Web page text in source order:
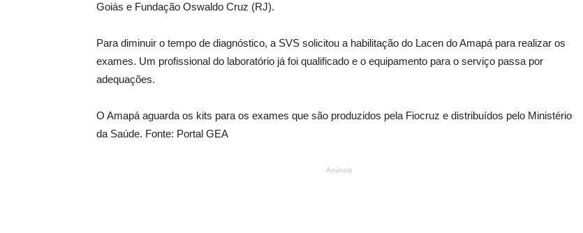
Goiás e Fundação Oswaldo Cruz (RJ).
Para diminuir o tempo de diagnóstico, a SVS solicitou a habilitação do Lacen do Amapá para realizar os
exames. Um profissional do laboratório já foi qualificado e o equipamento para o serviço passa por
adequações.
O Amapá aguarda os kits para os exames que são produzidos pela Fiocruz e distribuídos pelo Ministério
da Saúde. Fonte: Portal GEA
Anúncio